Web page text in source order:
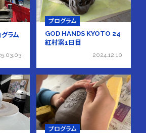
ラム
プログラム
GOD HANDS KYOTO 24
紅村窯1日目
2024.12.10
プログラム